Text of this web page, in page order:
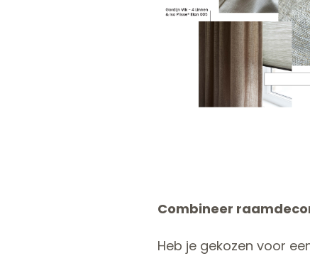
Combineer
Heb je gekozen voor